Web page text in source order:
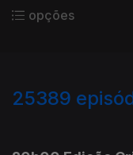
opções
25389